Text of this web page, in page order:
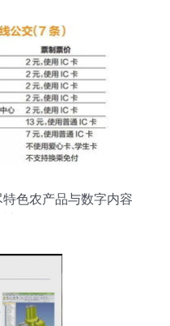
色农产品与数字内容